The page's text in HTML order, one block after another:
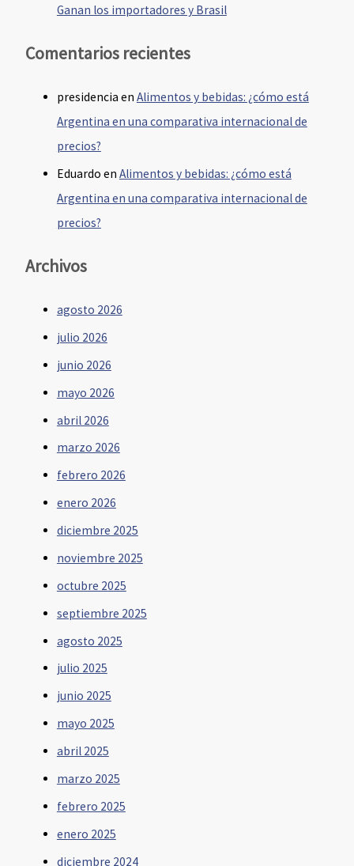
Ganan los importadores y Brasil
Comentarios recientes
presidencia en Alimentos y bebidas: ¿cómo está
Argentina en una comparativa internacional de
precios?
Eduardo en Alimentos y bebidas: ¿cómo está
Argentina en una comparativa internacional de
precios?
Archivos
agosto 2026
julio 2026
junio 2026
mayo 2026
abril 2026
marzo 2026
febrero 2026
enero 2026
diciembre 2025
noviembre 2025
octubre 2025
septiembre 2025
agosto 2025
julio 2025
junio 2025
mayo 2025
abril 2025
marzo 2025
febrero 2025
enero 2025
diciembre 2024